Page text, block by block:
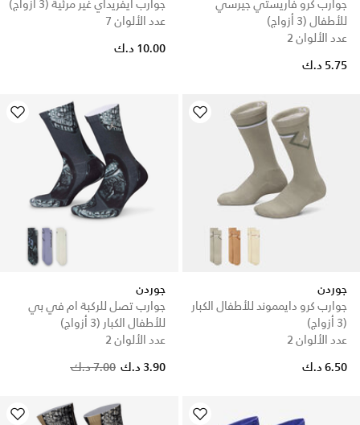
جوارب كرو فاريستي جيرسي
للأطفال (3 أزواج)
عدد الألوان 2
5.75 د.ك
جوارب ايفريداي غير مرئية (3 أزواج)
عدد الألوان 7
10.00 د.ك
جوردن
جوارب كرو دايمموند للأطفال الكبار
(3 أزواج)
عدد الألوان 2
6.50 د.ك
جوردن
جوارب تصل للركبة ام في بي
للأطفال الكبار (3 أزواج)
عدد الألوان 2
Price reduced from
7.00 د.ك to 3.90 د.ك